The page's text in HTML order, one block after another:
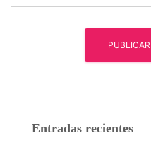
Entradas recientes